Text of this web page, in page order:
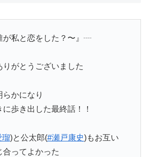
私と恋をした？〜』┈
がとうございました
かになり
歩き出した最終話！！
瑠)と公太郎(#瀬戸康史)もお互い
ってよかった